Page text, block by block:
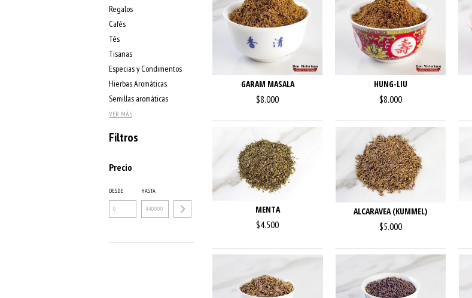
Regalos
Cafés
Tés
Tisanas
Especias y Condimentos
Hierbas Aromáticas
Semillas aromáticas
VER MÁS
Filtros
Precio
DESDE HASTA
GARAM MASALA
$8.000
HUNG-LIU
$8.000
MENTA
$4.500
ALCARAVEA (KUMMEL)
$5.000